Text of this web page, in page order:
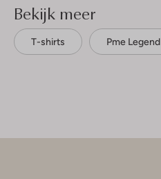
Bekijk meer
T-shirts Pme Legend